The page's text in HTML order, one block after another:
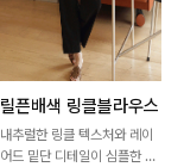
릴픈배색 링클블라우스
내추럴한 링클 텍스처와 레이
어드 밑단 디테일이 심플한 디